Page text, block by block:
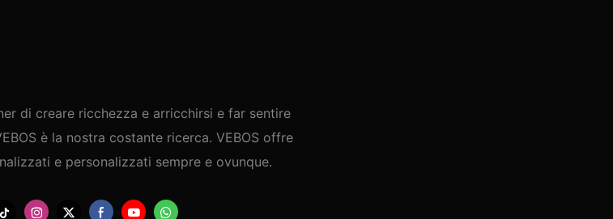
di creare ricchezza e arricchirsi e far sentire
è la nostra costante ricerca. VEBOS offre
e personalizzati sempre e ovunque.